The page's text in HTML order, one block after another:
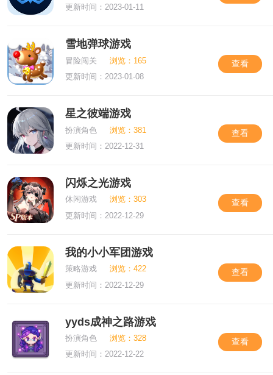
更新时间：2023-01-11
雪地弹球游戏
冒险闯关
浏览：165
更新时间：2023-01-08
查看
星之彼端游戏
扮演角色
浏览：381
更新时间：2022-12-31
查看
闪烁之光游戏
休闲游戏
浏览：303
更新时间：2022-12-29
查看
我的小小军团游戏
策略游戏
浏览：422
更新时间：2022-12-29
查看
yyds成神之路游戏
扮演角色
浏览：328
更新时间：2022-12-22
查看